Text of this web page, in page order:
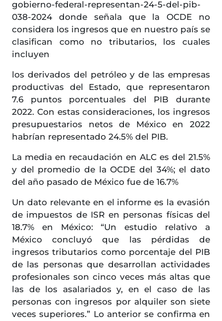
gobierno-federal-representan-24-5-del-pib-
038-2024 donde señala que la OCDE no
considera los ingresos que en nuestro país se
clasifican como no tributarios, los cuales
incluyen
los derivados del petróleo y de las empresas
productivas del Estado, que representaron
7.6 puntos porcentuales del PIB durante
2022. Con estas consideraciones, los ingresos
presupuestarios netos de México en 2022
habrían representado 24.5% del PIB.
La media en recaudación en ALC es del 21.5%
y del promedio de la OCDE del 34%; el dato
del año pasado de México fue de 16.7%
Un dato relevante en el informe es la evasión
de impuestos de ISR en personas físicas del
18.7% en México: “Un estudio relativo a
México concluyó que las pérdidas de
ingresos tributarios como porcentaje del PIB
de las personas que desarrollan actividades
profesionales son cinco veces más altas que
las de los asalariados y, en el caso de las
personas con ingresos por alquiler son siete
veces superiores.” Lo anterior se confirma en